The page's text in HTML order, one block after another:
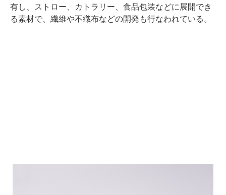
有し、ストロー、カトラリー、食品包装などに展開でき
る素材で、繊維や不織布などの開発も行なわれている。